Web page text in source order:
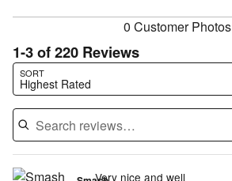
0 Customer Photos
1-3 of 220 Reviews
SORT
Highest Rated
Search reviews…
Very nice and well